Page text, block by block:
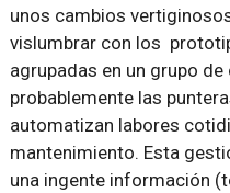
unos cambios
vislumbrar con los
agrupadas en un grupo
probablemente las
automatizan labores
mantenimiento. Esta
una ingente información